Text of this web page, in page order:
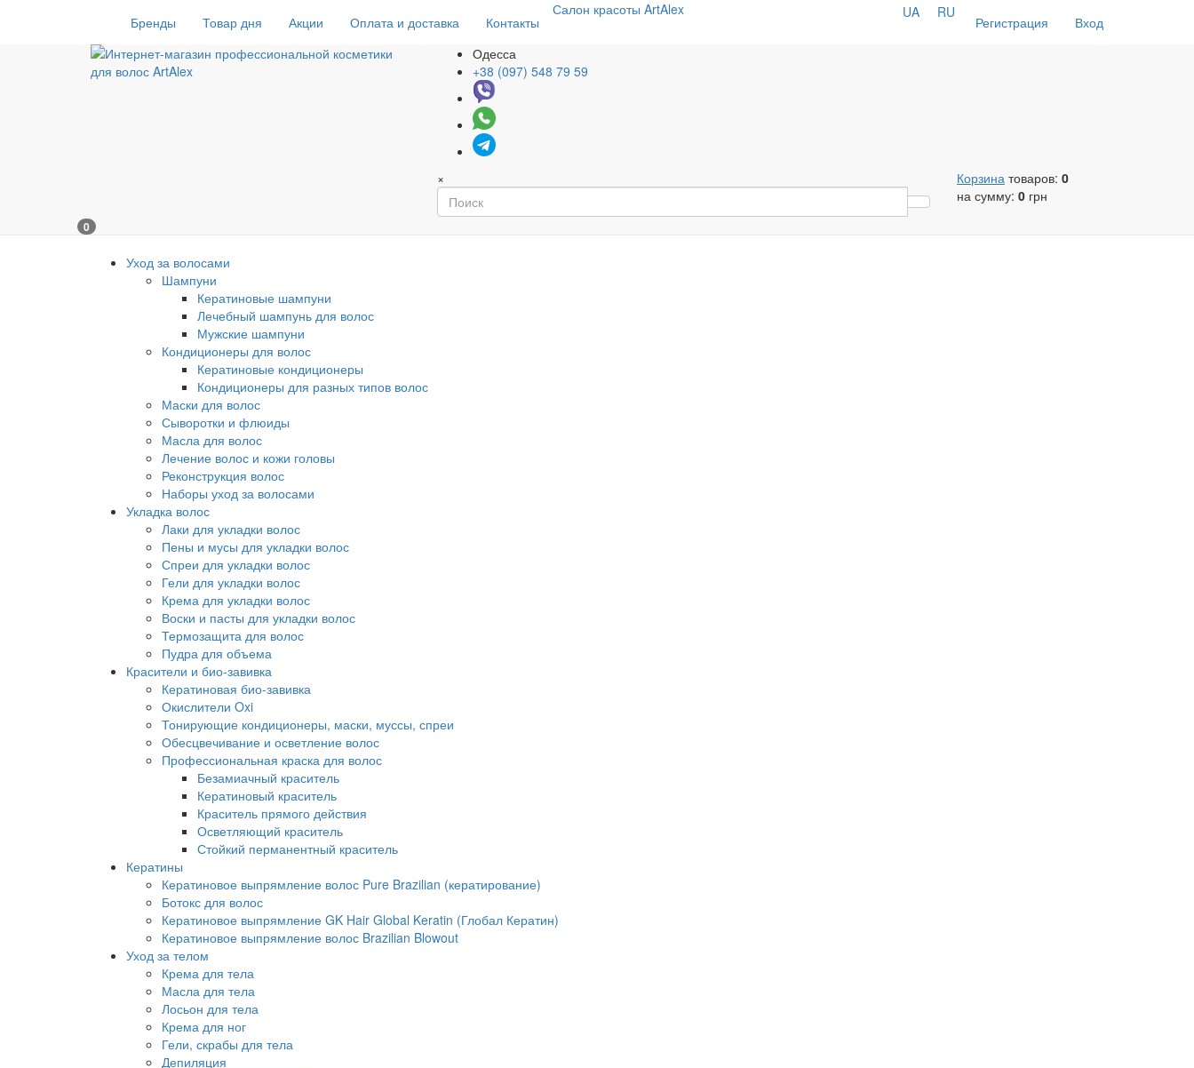
Бренды Товар дня Акции Оплата и доставка Контакты
Салон красоты ArtAlex
Регистрация Вход
UA RU
Одесса
+38 (097) 548 79 59
× Корзина товаров: 0
на сумму: 0 грн
0
Уход за волосами
Шампуни
Кератиновые шампуни
Лечебный шампунь для волос
Мужские шампуни
Кондиционеры для волос
Кератиновые кондиционеры
Кондиционеры для разных типов волос
Маски для волос
Сыворотки и флюиды
Масла для волос
Лечение волос и кожи головы
Реконструкция волос
Наборы уход за волосами
Укладка волос
Лаки для укладки волос
Пены и мусы для укладки волос
Спреи для укладки волос
Гели для укладки волос
Крема для укладки волос
Воски и пасты для укладки волос
Термозащита для волос
Пудра для объема
Красители и био-завивка
Кератиновая био-завивка
Окислители Oxi
Тонирующие кондиционеры, маски, муссы, спреи
Обесцвечивание и осветление волос
Профессиональная краска для волос
Безамиачный краситель
Кератиновый краситель
Краситель прямого действия
Осветляющий краситель
Стойкий перманентный краситель
Кератины
Кератиновое выпрямление волос Pure Brazilian (кератирование)
Ботокс для волос
Кератиновое выпрямление GK Hair Global Keratin (Глобал Кератин)
Кератиновое выпрямление волос Brazilian Blowout
Уход за телом
Крема для тела
Масла для тела
Лосьон для тела
Крема для ног
Гели, скрабы для тела
Депиляция